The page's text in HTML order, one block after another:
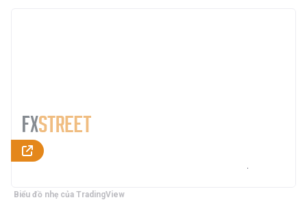
Biểu đồ nhẹ của TradingView